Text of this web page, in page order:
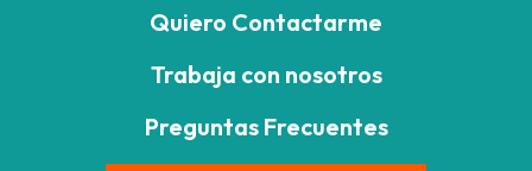
Quiero Contactarme
Trabaja con nosotros
Preguntas Frecuentes